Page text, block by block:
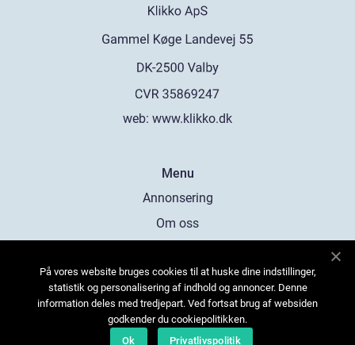
web: www.klikko.dk
Menu
Annonsering
Om oss
Kontakta oss
Sitemap
På vores website bruges cookies til at huske dine indstillinger,
statistik og personalisering af indhold og annoncer. Denne
information deles med tredjepart. Ved fortsat brug af websiden
godkender du cookiepolitikken.
Ok
Privatlivspolitik